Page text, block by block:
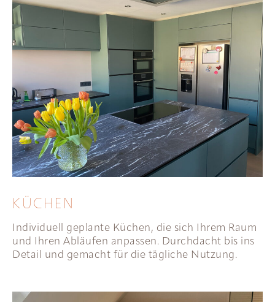
KÜCHEN
Individuell geplante Küchen, die sich Ihrem Raum
und Ihren Abläufen anpassen. Durchdacht bis ins
Detail und gemacht für die tägliche Nutzung.